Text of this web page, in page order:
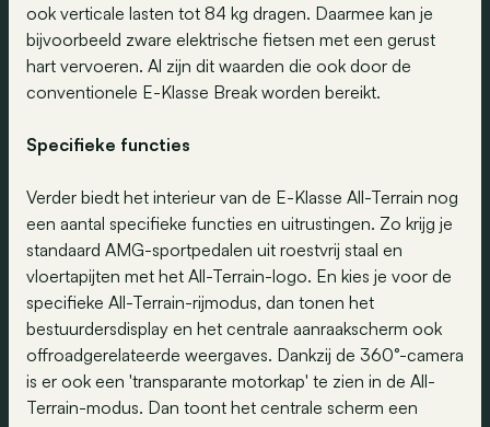
ook verticale lasten tot 84 kg dragen. Daarmee kan je
bijvoorbeeld zware elektrische fietsen met een gerust
hart vervoeren. Al zijn dit waarden die ook door de
conventionele E-Klasse Break worden bereikt.
Specifieke functies
Verder biedt het interieur van de E-Klasse All-Terrain nog
een aantal specifieke functies en uitrustingen. Zo krijg je
standaard AMG-sportpedalen uit roestvrij staal en
vloertapijten met het All-Terrain-logo. En kies je voor de
specifieke All-Terrain-rijmodus, dan tonen het
bestuurdersdisplay en het centrale aanraakscherm ook
offroadgerelateerde weergaves. Dankzij de 360°-camera
is er ook een 'transparante motorkap' te zien in de All-
Terrain-modus. Dan toont het centrale scherm een